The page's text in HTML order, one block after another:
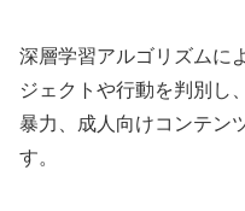
深層学習アルゴリズムに
ジェクトや行動を判別し
暴力、成人向けコンテン
す。